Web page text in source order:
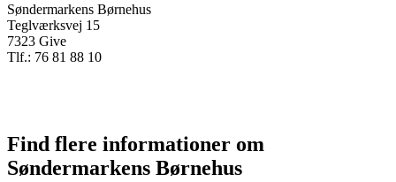
Søndermarkens Børnehus
Teglværksvej 15
7323 Give
Tlf.: 76 81 88 10
Find flere informationer om
Søndermarkens Børnehus